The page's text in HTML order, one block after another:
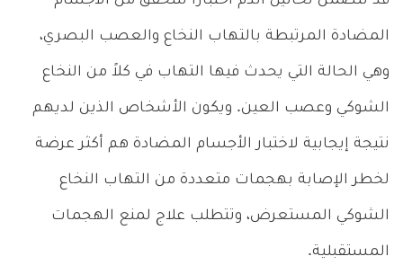
المضادة المرتبطة بالتهاب النخاع والعصب البصري،
وهي الحالة التي يحدث فيها التهاب في كلاً من النخاع
الشوكي وعصب العين. ويكون الأشخاص الذين لديهم
نتيجة إيجابية لاختبار الأجسام المضادة هم أكثر عرضة
لخطر الإصابة بهجمات متعددة من التهاب النخاع
الشوكي المستعرض، وتتطلب علاج لمنع الهجمات
المستقبلية.